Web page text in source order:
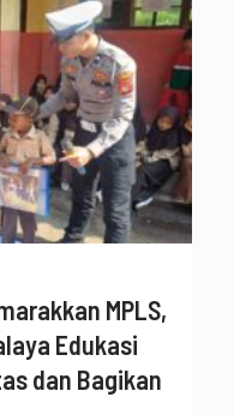
MPLS,
Edukasi
dan Bagikan